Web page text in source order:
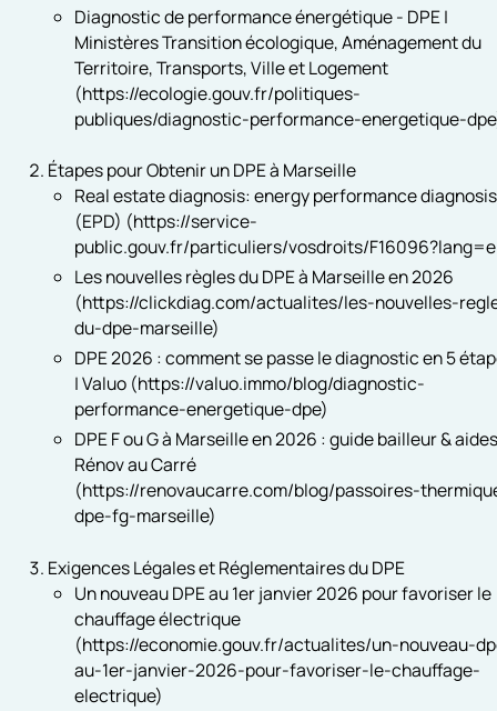
Diagnostic de performance énergétique - DPE |
Ministères Transition écologique, Aménagement du
Territoire, Transports, Ville et Logement
(https://ecologie.gouv.fr/politiques-
publiques/diagnostic-performance-energetique-
Étapes pour Obtenir un DPE à Marseille
Real estate diagnosis: energy performance diagnosis
(EPD) (https://service-
public.gouv.fr/particuliers/vosdroits/
Les nouvelles règles du DPE à Marseille en 2026
(https://clickdiag.com/actualites/les-nouvelles-
du-dpe-marseille)
DPE 2026 : comment se passe le diagnostic en 5
| Valuo (https://valuo.immo/blog/diagnostic-
performance-energetique-dpe)
DPE F ou G à Marseille en 2026 : guide bailleur &
Rénov au Carré
(https://renovaucarre.com/blog/passoires-
dpe-fg-marseille)
Exigences Légales et Réglementaires du DPE
Un nouveau DPE au 1er janvier 2026 pour favoriser le
chauffage électrique
(https://economie.gouv.fr/actualites/un-nouveau-
au-1er-janvier-2026-pour-favoriser-le-chauffage-
electrique)